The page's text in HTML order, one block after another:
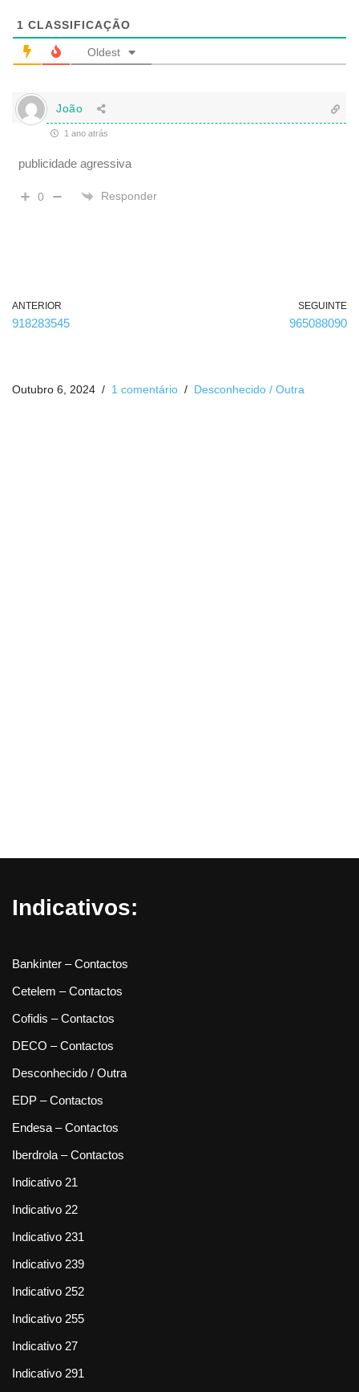
a
ó
)
1 CLASSIFICAÇÃO
Oldest
João
1 ano atrás
publicidade agressiva
0 Responder
ANTERIOR
918283545
SEGUINTE
965088090
Outubro 6, 2024 1 comentário Desconhecido / Outra
Indicativos:
Bankinter – Contactos
Cetelem – Contactos
Cofidis – Contactos
DECO – Contactos
Desconhecido / Outra
EDP – Contactos
Endesa – Contactos
Iberdrola – Contactos
Indicativo 21
Indicativo 22
Indicativo 231
Indicativo 239
Indicativo 252
Indicativo 255
Indicativo 27
Indicativo 291